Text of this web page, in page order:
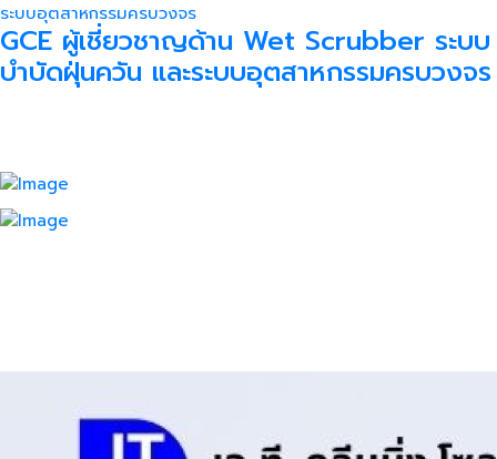
GCE ผู้เชี่ยวชาญด้าน Wet Scrubber ระบบ
บำบัดฝุ่นควัน และระบบอุตสาหกรรมครบวงจร